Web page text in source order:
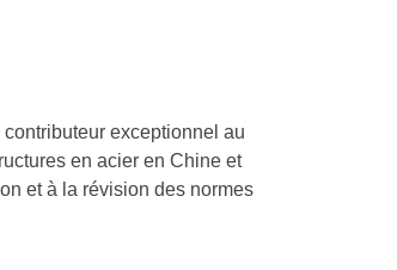
exceptionnel au
en acier en Chine et
et à la révision des normes